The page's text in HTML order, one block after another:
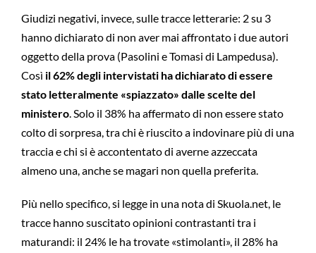
Giudizi negativi, invece, sulle tracce letterarie: 2 su 3
hanno dichiarato di non aver mai affrontato i due autori
oggetto della prova (Pasolini e Tomasi di Lampedusa).
Così il 62% degli intervistati ha dichiarato di essere
stato letteralmente «spiazzato» dalle scelte del
ministero. Solo il 38% ha affermato di non essere stato
colto di sorpresa, tra chi è riuscito a indovinare più di una
traccia e chi si è accontentato di averne azzeccata
almeno una, anche se magari non quella preferita.
Più nello specifico, si legge in una nota di Skuola.net, le
tracce hanno suscitato opinioni contrastanti tra i
maturandi: il 24% le ha trovate «stimolanti», il 28% ha